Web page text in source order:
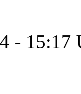
- 15:17